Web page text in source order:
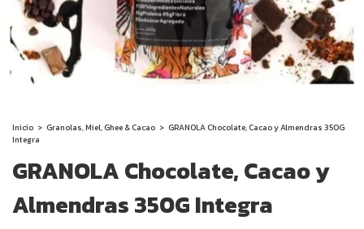
Inicio > Granolas, Miel, Ghee & Cacao > GRANOLA Chocolate, Cacao y Almendras 350G
Integra
GRANOLA Chocolate, Cacao y
Almendras 350G Integra